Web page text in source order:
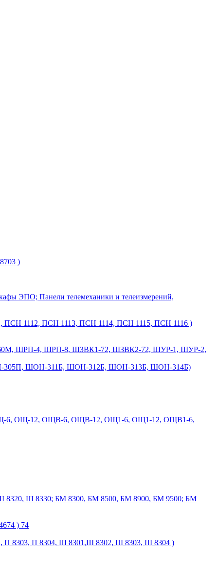
)
ЭПО; Панели телемеханики и телеизмерений,
1112, ПСН 1113, ПСН 1114, ПСН 1115, ПСН 1116 )
ШРП-4, ШРП-8, ШЗВК1-72, ШЗВК2-72, ШУР-1, ШУР-2,
ШОН-311Б, ШОН-312Б, ШОН-313Б, ШОН-314Б)
6, ОЩ-12, ОЩВ-6, ОЩВ-12, ОЩ1-6, ОЩ1-12, ОЩВ1-6,
Ш 8320, Ш 8330; БМ 8300, БМ 8500, БМ 8900, БМ 9500; БМ
) 74
П 8303, П 8304, Ш 8301,Ш 8302, Ш 8303, Ш 8304 )